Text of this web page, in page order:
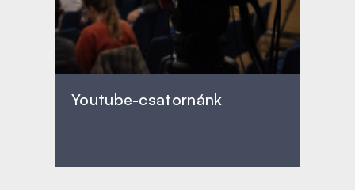
Youtube-csatornánk